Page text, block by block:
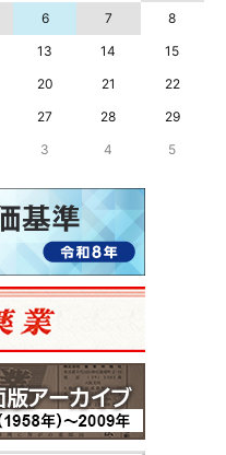
6 7
8
13 14
15
20 21
22
27 28
29
3 4 5